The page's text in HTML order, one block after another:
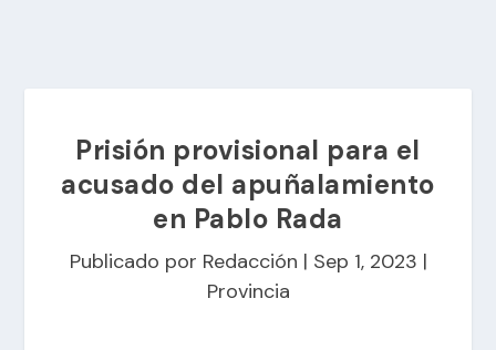
Prisión provisional para el
acusado del apuñalamiento
en Pablo Rada
Publicado por Redacción | Sep 1, 2023 |
Provincia